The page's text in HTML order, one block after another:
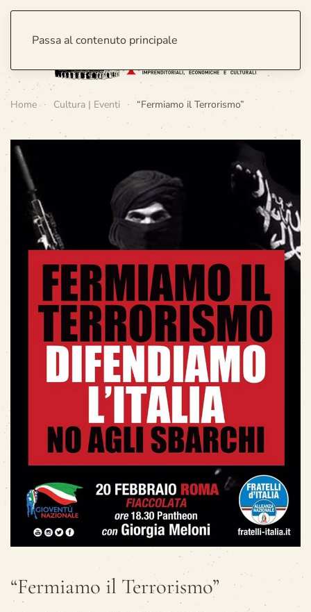
Passa al contenuto principale
Home Cultura | Eventi “Fermiamo il Terrorismo”
“Fermiamo il Terrorismo”